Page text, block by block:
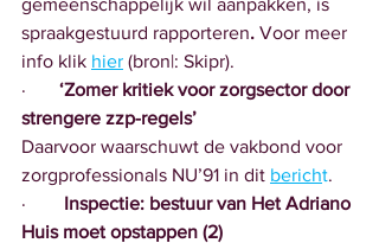
gemeenschappelijk wil aanpakken, is
spraakgestuurd rapporteren. Voor meer
info klik hier (bron|: Skipr).
· ‘Zomer kritiek voor zorgsector door
strengere zzp-regels’
Daarvoor waarschuwt de vakbond voor
zorgprofessionals NU’91 in dit bericht.
·
Inspectie: bestuur van Het Adriano
Huis moet opstappen (2)